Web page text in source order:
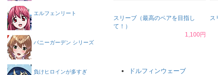
スリーブ（最高のペアを目指し
て！）
1,100円
ス
ドルフィンウェーブ
エルフェンリート
バニーガーデン シリーズ
負けヒロインが多すぎ